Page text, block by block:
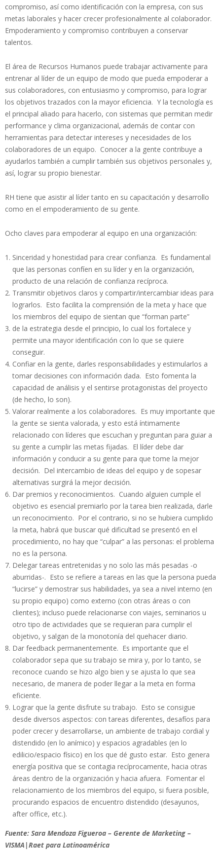
compromiso, así como identificación con la empresa, con sus
metas laborales y hacer crecer profesionalmente al colaborador.
Empoderamiento y compromiso contribuyen a conservar
talentos.
El área de Recursos Humanos puede trabajar activamente para
entrenar al líder de un equipo de modo que pueda empoderar a
sus colaboradores, con entusiasmo y compromiso, para lograr
los objetivos trazados con la mayor eficiencia. Y la tecnología es
el principal aliado para hacerlo, con sistemas que permitan medir
performance y clima organizacional, además de contar con
herramientas para detectar intereses y necesidades de los
colaboradores de un equipo. Conocer a la gente contribuye a
ayudarlos también a cumplir también sus objetivos personales y,
así, lograr su propio bienestar.
RH tiene que asistir al líder tanto en su capacitación y desarrollo
como en el empoderamiento de su gente.
Ocho claves para empoderar al equipo en una organización:
Sinceridad y honestidad para crear confianza. Es fundamental
que las personas confíen en su líder y en la organización,
producto de una relación de confianza recíproca.
Transmitir objetivos claros y compartir/intercambiar ideas para
lograrlos. Esto facilita la comprensión de la meta y hace que
los miembros del equipo de sientan que “forman parte”
de la estrategia desde el principio, lo cual los fortalece y
permite una mayor identificación con lo que se quiere
conseguir.
Confiar en la gente, darles responsabilidades y estimularlos a
tomar decisiones con información dada. Esto fomenta la
capacidad de análisis y el sentirse protagonistas del proyecto
(de hecho, lo son).
Valorar realmente a los colaboradores. Es muy importante que
la gente se sienta valorada, y esto está íntimamente
relacionado con líderes que escuchan y preguntan para guiar a
su gente a cumplir las metas fijadas. El líder debe dar
información y conducir a su gente para que tome la mejor
decisión. Del intercambio de ideas del equipo y de sopesar
alternativas surgirá la mejor decisión.
Dar premios y reconocimientos. Cuando alguien cumple el
objetivo es esencial premiarlo por la tarea bien realizada, darle
un reconocimiento. Por el contrario, si no se hubiera cumplido
la meta, habrá que buscar qué dificultad se presentó en el
procedimiento, no hay que “culpar” a las personas: el problema
no es la persona.
Delegar tareas entretenidas y no solo las más pesadas -o
aburridas-. Esto se refiere a tareas en las que la persona pueda
“lucirse” y demostrar sus habilidades, ya sea a nivel interno (en
su propio equipo) como externo (con otras áreas o con
clientes); incluso puede relacionarse con viajes, seminarios u
otro tipo de actividades que se requieran para cumplir el
objetivo, y salgan de la monotonía del quehacer diario.
Dar feedback permanentemente. Es importante que el
colaborador sepa que su trabajo se mira y, por lo tanto, se
reconoce cuando se hizo algo bien y se ajusta lo que sea
necesario, de manera de poder llegar a la meta en forma
eficiente.
Lograr que la gente disfrute su trabajo. Esto se consigue
desde diversos aspectos: con tareas diferentes, desafíos para
poder crecer y desarrollarse, un ambiente de trabajo cordial y
distendido (en lo anímico) y espacios agradables (en lo
edilicio/espacio físico) en los que dé gusto estar. Esto genera
energía positiva que se contagia recíprocamente, hacia otras
áreas dentro de la organización y hacia afuera. Fomentar el
relacionamiento de los miembros del equipo, si fuera posible,
procurando espacios de encuentro distendido (desayunos,
after office, etc.).
Fuente: Sara Mendoza Figueroa – Gerente de Marketing –
VISMA|Raet para Latinoamérica